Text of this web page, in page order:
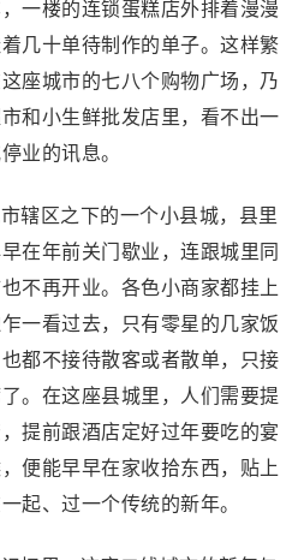
一楼的连锁蛋糕店外排着漫漫
几十单待制作的单子。这样繁
座城市的七八个购物广场，乃
和小生鲜批发店里，看不出一
业的讯息。
辖区之下的一个小县城，县里
在年前关门歇业，连跟城里同
不再开业。各色小商家都挂上
一看过去，只有零星的几家饭
都不接待散客或者散单，只接
。在这座县城里，人们需要提
提前跟酒店定好过年要吃的宴
便能早早在家收拾东西，贴上
起、过一个传统的新年。